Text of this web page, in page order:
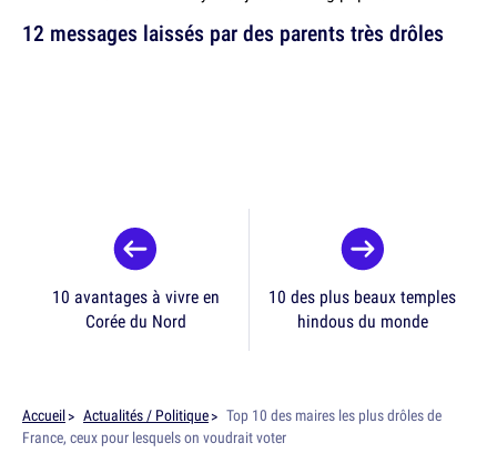
12 messages laissés par des parents très drôles
10 avantages à vivre en
Corée du Nord
10 des plus beaux temples
hindous du monde
Accueil Actualités / Politique
Top 10 des maires les plus drôles de
France, ceux pour lesquels on voudrait voter